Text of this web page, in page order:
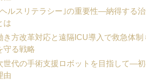
ルスリテラシー｣の重要性―納得する
は
き方改革対応と遠隔ICU導入で救急体
守る戦略
世代の手術支援ロボットを目指して―
由